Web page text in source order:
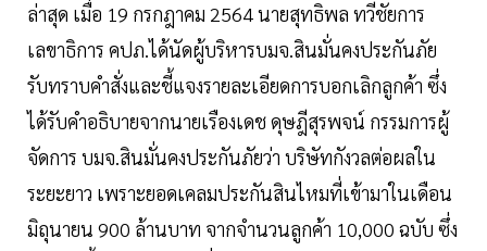
ล่าสุด เมื่อ 19 กรกฎาคม 2564 นายสุทธิพล ทวีชัยการ
เลขาธิการ คปภ.ได้นัดผู้บริหารบมจ.สินมั่นคงประกันภัย
รับทราบคำสั่งและชี้แจงรายละเอียดการบอกเลิกลูกค้า ซึ่ง
ได้รับคำอธิบายจากนายเรืองเดช ดุษฎีสุรพจน์ กรรมการผู้
จัดการ บมจ.สินมั่นคงประกันภัยว่า บริษัทกังวลต่อผลใน
ระยะยาว เพราะยอดเคลมประกันสินไหมที่เข้ามาในเดือน
มิถุนายน 900 ล้านบาท จากจำนวนลูกค้า 10,000 ฉบับ ซึ่ง